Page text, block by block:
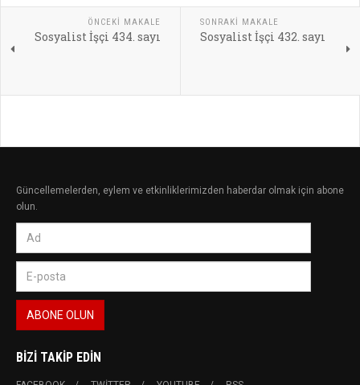
ÖNCEKI MAKALE
Sosyalist İşçi 434. sayı
SONRAKI MAKALE
Sosyalist İşçi 432. sayı
Güncellemelerden, eylem ve etkinliklerimizden haberdar olmak için abone
olun.
BIZI TAKIP EDIN